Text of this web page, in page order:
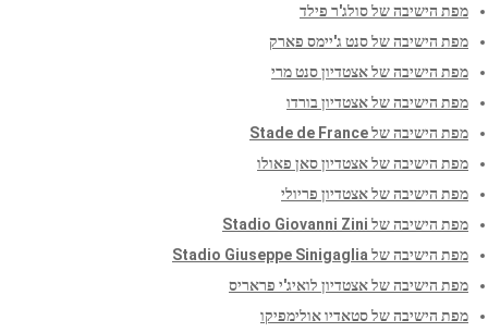
מפת הישיבה של סולג'ר פילד
מפת הישיבה של סנט ג'יימס פארק
מפת הישיבה של אצטדיון סנט מרי
מפת הישיבה של אצטדיון בורדו
מפת הישיבה של Stade de France
מפת הישיבה של אצטדיון סאן פאולו
מפת הישיבה של אצטדיון פריולי
מפת הישיבה של Stadio Giovanni Zini
מפת הישיבה של Stadio Giuseppe Sinigaglia
מפת הישיבה של אצטדיון לואיג'י פראריס
מפת הישיבה של סטאדיו אולימפיקו